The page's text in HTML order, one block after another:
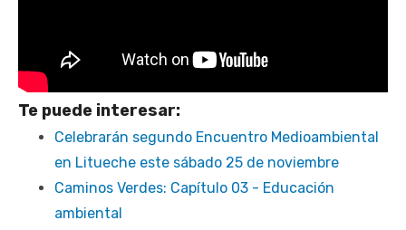
Te puede interesar:
Celebrarán segundo Encuentro Medioambiental
en Litueche este sábado 25 de noviembre
Caminos Verdes: Capítulo 03 - Educación
ambiental